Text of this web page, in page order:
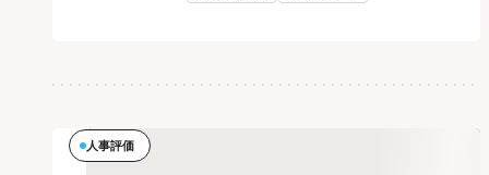
人事評価